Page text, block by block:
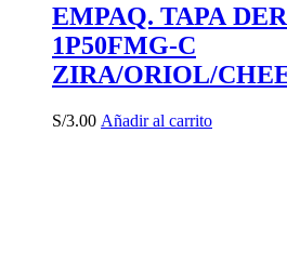
EMPAQ. TAPA
1P50FMG-C
ZIRA/ORIOL/
S/3.00 Añadir al carrito